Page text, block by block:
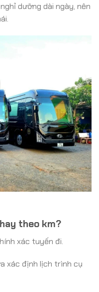
dưỡng dài ngày, nên
theo km?
xác tuyến đi.
xác định lịch trình cụ